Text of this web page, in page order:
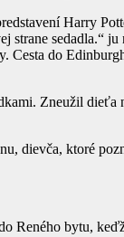
Harry
strane sedadla.“ ju
Cesta do
Zneužil dieťa
dievča, ktoré
Reného bytu,